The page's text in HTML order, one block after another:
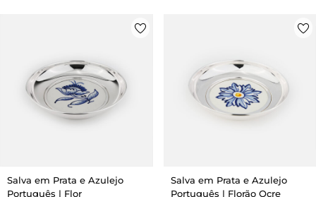
Salva em Prata e Azulejo
Português | Flor
Salva em Prata e Azulejo
Português | Florão Ocre